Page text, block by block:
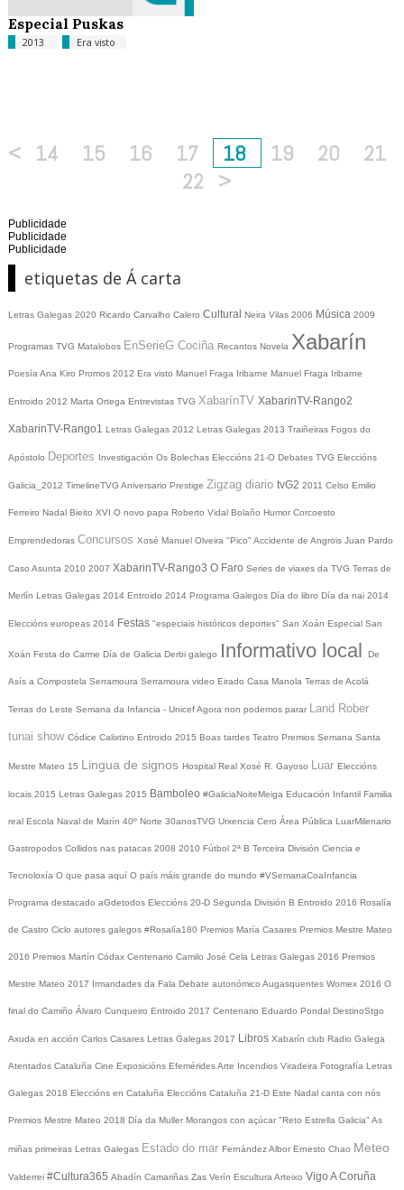
Especial Puskas
2013 Era visto
< 14 15 16 17 18 19 20
21
22 >
Publicidade
Publicidade
Publicidade
etiquetas de Á carta
Letras Galegas 2020 Ricardo Carvalho Calero Cultural Neira Vilas 2006 Música 2009
Programas TVG Matalobos EnSerieG Cociña Recantos Novela Xabarín
Poesía Ana Kiro Promos 2012 Era visto Manuel Fraga Iribarne Manuel Fraga Iribarne
Entroido 2012 Marta Ortega Entrevistas TVG XabarínTV XabarinTV-Rango2
XabarinTV-Rango1 Letras Galegas 2012 Letras Galegas 2013 Traiñeiras Fogos do
Apóstolo Deportes Investigación Os Bolechas Eleccións 21-O Debates TVG Eleccións
Galicia_2012 TimelineTVG Aniversario Prestige Zigzag diario tvG2 2011 Celso Emilio
Ferreiro Nadal Bieito XVI O novo papa Roberto Vidal Bolaño Humor Corcoesto
Emprendedoras Concursos Xosé Manuel Olveira "Pico" Accidente de Angrois Juan Pardo
Caso Asunta 2010 2007 XabarinTV-Rango3 O Faro Series de viaxes da TVG Terras de
Merlín Letras Galegas 2014 Entroido 2014 Programa Galegos Día do libro Día da nai 2014
Eleccións europeas 2014 Festas "especiais históricos deportes" San Xoán Especial San
Xoán Festa do Carme Día de Galicia Derbi galego Informativo local De
Asís a Compostela Serramoura Serramoura video Eirado Casa Manola Terras de Acolá
Terras do Leste Semana da Infancia - UnicefAgora non podemos parar Land Rober
tunai show Códice Calixtino Entroido 2015 Boas tardes Teatro Premios Semana Santa
Mestre Mateo 15 Lingua de signos Hospital Real Xosé R. Gayoso Luar Eleccións
locais 2015 Letras Galegas 2015 Bamboleo #GaliciaNoiteMeiga Educación Infantil Familia
real Escola Naval de Marín 40º Norte 30anosTVG Urxencia Cero Área Pública LuarMilenario
Gastropodos Collidos nas patacas 2008 2010 Fútbol 2ª B Terceira División Ciencia e
Tecnoloxía O que pasa aquí O país máis grande do mundo #VSemanaCoaInfancia
Programa destacado aGdetodos Eleccións 20-D Segunda División B Entroido 2016 Rosalía
de Castro Ciclo autores galegos #Rosalía180 Premios María Casares Premios Mestre Mateo
2016 Premios Martín Códax Centenario Camilo José Cela Letras Galegas 2016 Premios
Mestre Mateo 2017 Irmandades da Fala Debate autonómico Augasquentes Womex 2016 O
final do Camiño Álvaro Cunqueiro Entroido 2017 Centenario Eduardo Pondal DestinoStgo
Axuda en acción Carlos Casares Letras Galegas 2017 Libros Xabarín club Radio Galega
Atentados Cataluña Cine Exposicións EfeméridesArte Incendios Viradeira Fotografía Letras
Galegas 2018 Eleccións en Cataluña Eleccións Cataluña 21-D Este Nadal canta con nós
Premios Mestre Mateo 2018 Día da Muller Morangos con açúcar "Reto Estrella Galicia" As
miñas primeiras Letras Galegas Estado do mar Fernández Albor Ernesto Chao Meteo
Valderrei #Cultura365 Abadín Camariñas Zas Verín Escultura Arteixo Vigo A Coruña